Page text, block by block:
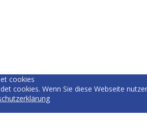
cookies
cookies. Wenn Sie diese Webseite